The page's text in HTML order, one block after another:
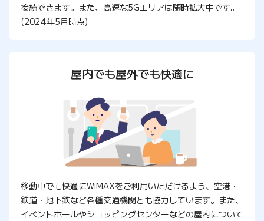
接続できます。また、高速な5Gエリアは随時拡大中です。
(2024年5月時点)
屋内でも屋外でも快適に
移動中でも快適にWiMAXをご利用いただけるよう、空港・
鉄道・地下鉄など各種交通機関とも協力しています。また、
イベントホールやショッピングセンターなどの屋内について